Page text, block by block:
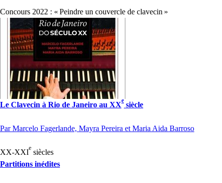
Concours 2022 : « Peindre un couvercle de clavecin »
Le Clavecin à Rio de Janeiro au XX
e
siècle
Par Marcelo Fagerlande, Mayra Pereira et Maria Aida Barroso
XX-XXI
e
siècles
Partitions inédites